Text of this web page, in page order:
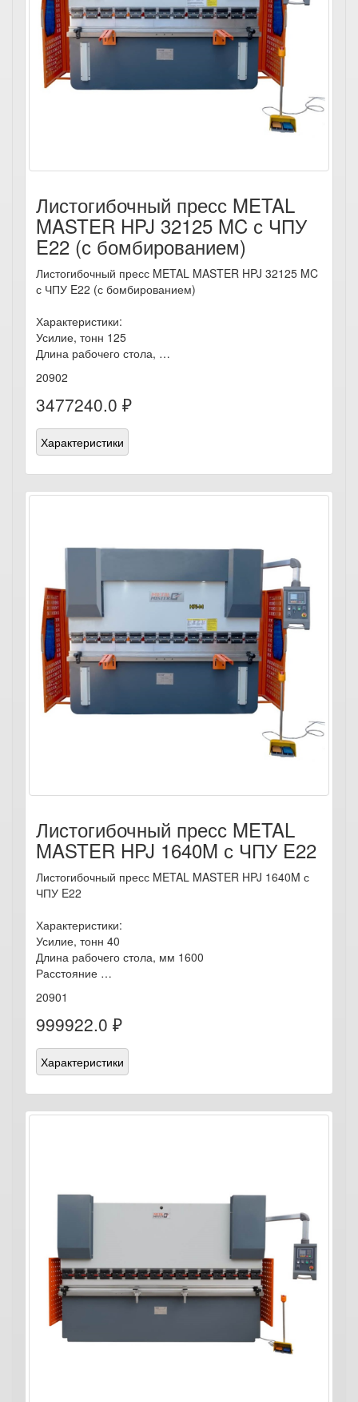
Листогибочный пресс METAL
MASTER HPJ 32125 MC с ЧПУ
E22 (с бомбированием)
Листогибочный пресс METAL MASTER HPJ 32125 MC
с ЧПУ E22 (с бомбированием)
Характеристики:
Усилие, тонн 125
Длина рабочего стола, …
20902
3477240.0 ₽
Характеристики
Листогибочный пресс METAL
MASTER HPJ 1640M с ЧПУ E22
Листогибочный пресс METAL MASTER HPJ 1640M с
ЧПУ E22
Характеристики:
Усилие, тонн 40
Длина рабочего стола, мм 1600
Расстояние …
20901
999922.0 ₽
Характеристики